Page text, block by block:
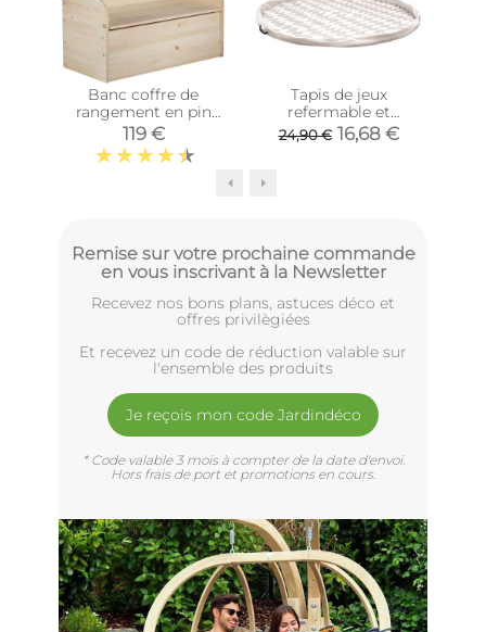
Banc coffre de
rangement en pin
brut 78 litres
119 €
Tapis de jeux
refermable et
transportable 120 cm
24,90 € 16,68 €
Remise sur votre prochaine commande
en vous inscrivant à la Newsletter
Recevez nos bons plans, astuces déco et
offres privilègiées
Et recevez un code de réduction valable sur
l'ensemble des produits
Je reçois mon code Jardindéco
* Code valable 3 mois à compter de la date d'envoi.
Hors frais de port et promotions en cours.